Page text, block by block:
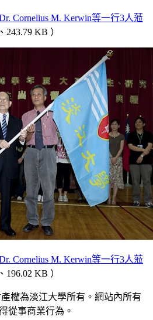
Cornelius M. Kerwin等一行3人蒞
243.79 KB ）
Cornelius M. Kerwin等一行3人蒞
196.02 KB ）
權為淡江大學所有。網站內所有
從事商業行為。